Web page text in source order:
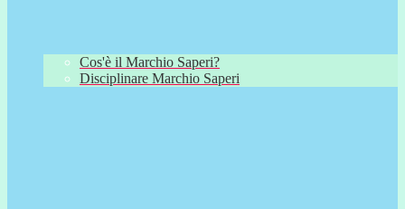
Cos'è il Marchio Saperi?
Disciplinare Marchio Saperi